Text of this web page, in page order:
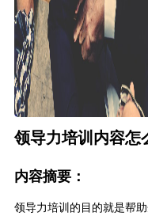
领导力培训内容怎
内容摘要：
领导力培训的目的就是帮